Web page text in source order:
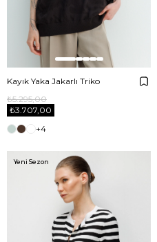
Kayık Yaka Jakarlı Triko
₺3.707,00
₺5.295,00
+4
Yeni Sezon